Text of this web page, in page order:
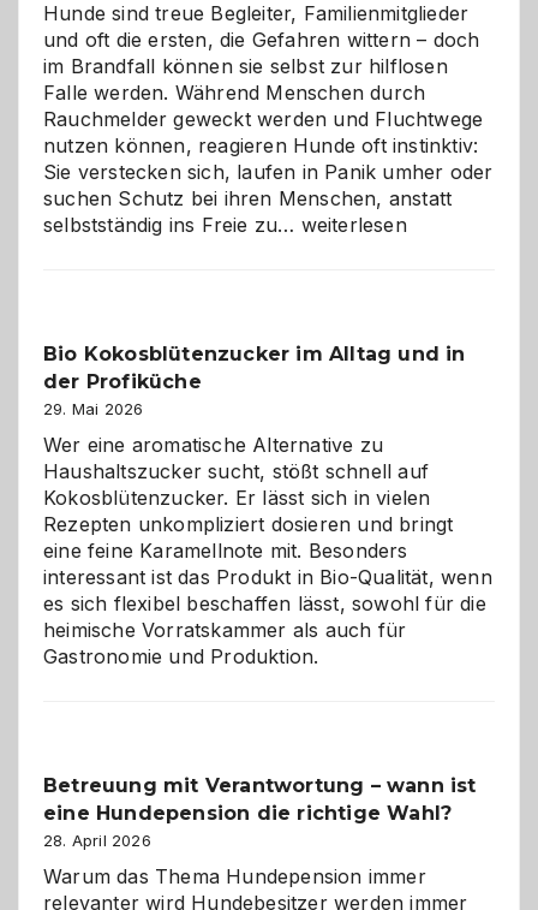
Hunde sind treue Begleiter, Familienmitglieder
und oft die ersten, die Gefahren wittern – doch
im Brandfall können sie selbst zur hilflosen
Falle werden. Während Menschen durch
Rauchmelder geweckt werden und Fluchtwege
nutzen können, reagieren Hunde oft instinktiv:
Sie verstecken sich, laufen in Panik umher oder
suchen Schutz bei ihren Menschen, anstatt
selbstständig ins Freie zu… Wenn
Gefahr
für
Hunde
im
eigenen
Zuhause
weiterlesen
Bio Kokosblütenzucker im Alltag und in
der Profiküche
29. Mai 2026
Wer eine aromatische Alternative zu
Haushaltszucker sucht, stößt schnell auf
Kokosblütenzucker. Er lässt sich in vielen
Rezepten unkompliziert dosieren und bringt
eine feine Karamellnote mit. Besonders
interessant ist das Produkt in Bio-Qualität, wenn
es sich flexibel beschaffen lässt, sowohl für die
heimische Vorratskammer als auch für
Gastronomie und Produktion.
Betreuung mit Verantwortung – wann ist
eine Hundepension die richtige Wahl?
28. April 2026
Warum das Thema Hundepension immer
relevanter wird Hundebesitzer werden immer